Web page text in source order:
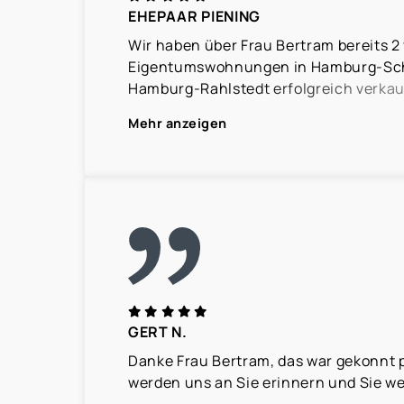
EHEPAAR PIENING
Wir haben über Frau Bertram bereits
Eigentumswohnungen in Hamburg-
Hamburg-Rahlstedt erfolgreich
mit Mietern und potentiellen Käufern
die erzielten Verkaufserlöse
Erwartungen.
Durch ihr ausgezeichnetes
Rahmen der Vertragsabwicklung
gut beraten.
Mehr anzeigen
GERT N.
Danke Frau Bertram, das war
werden uns an Sie erinnern und Sie